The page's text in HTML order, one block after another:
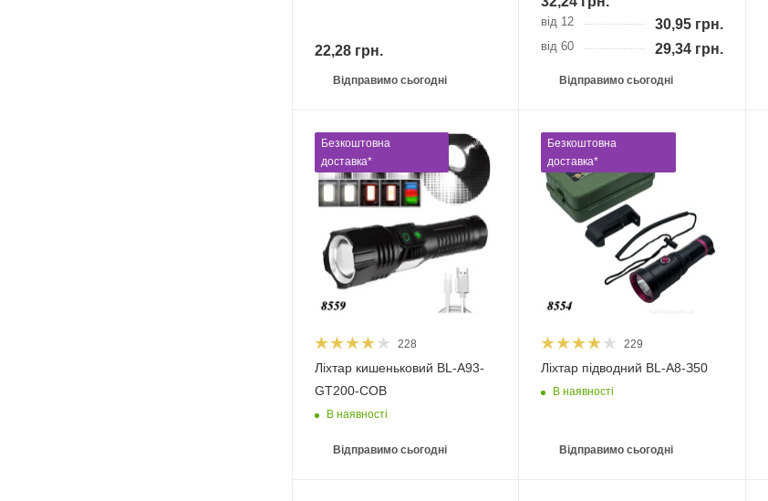
22,28 грн.
Відправимо сьогодні
від 12 30,95грн.
від 60 29,34грн.
Відправимо сьогодні
Безкоштовна
доставка*
228
Ліхтар кишеньковий BL-A93-
GT200-COB
В наявності
Відправимо сьогодні
Безкоштовна
доставка*
229
Ліхтар підводний BL-A8-З50
В наявності
Відправимо сьогодні